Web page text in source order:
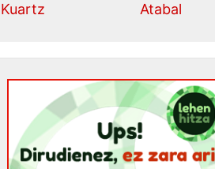
Kuartz
Atabal